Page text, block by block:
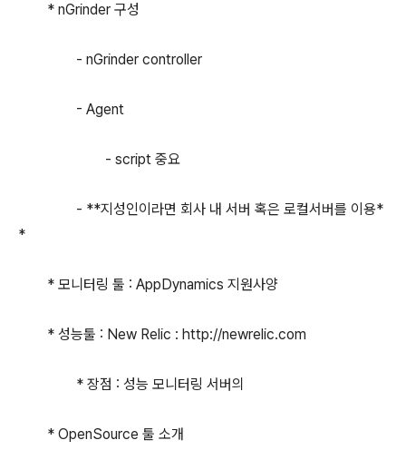
* nGrinder 구성
- nGrinder controller
- Agent
- script 중요
- **지성인이라면 회사 내 서버 혹은 로컬서버를 이용*
*
* 모니터링 툴 : AppDynamics 지원사양
* 성능툴 : New Relic : http://newrelic.com
* 장점 : 성능 모니터링 서버의
* OpenSource 툴 소개